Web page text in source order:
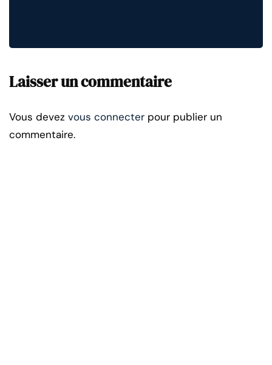
Laisser un commentaire
Vous devez vous connecter pour publier un
commentaire.